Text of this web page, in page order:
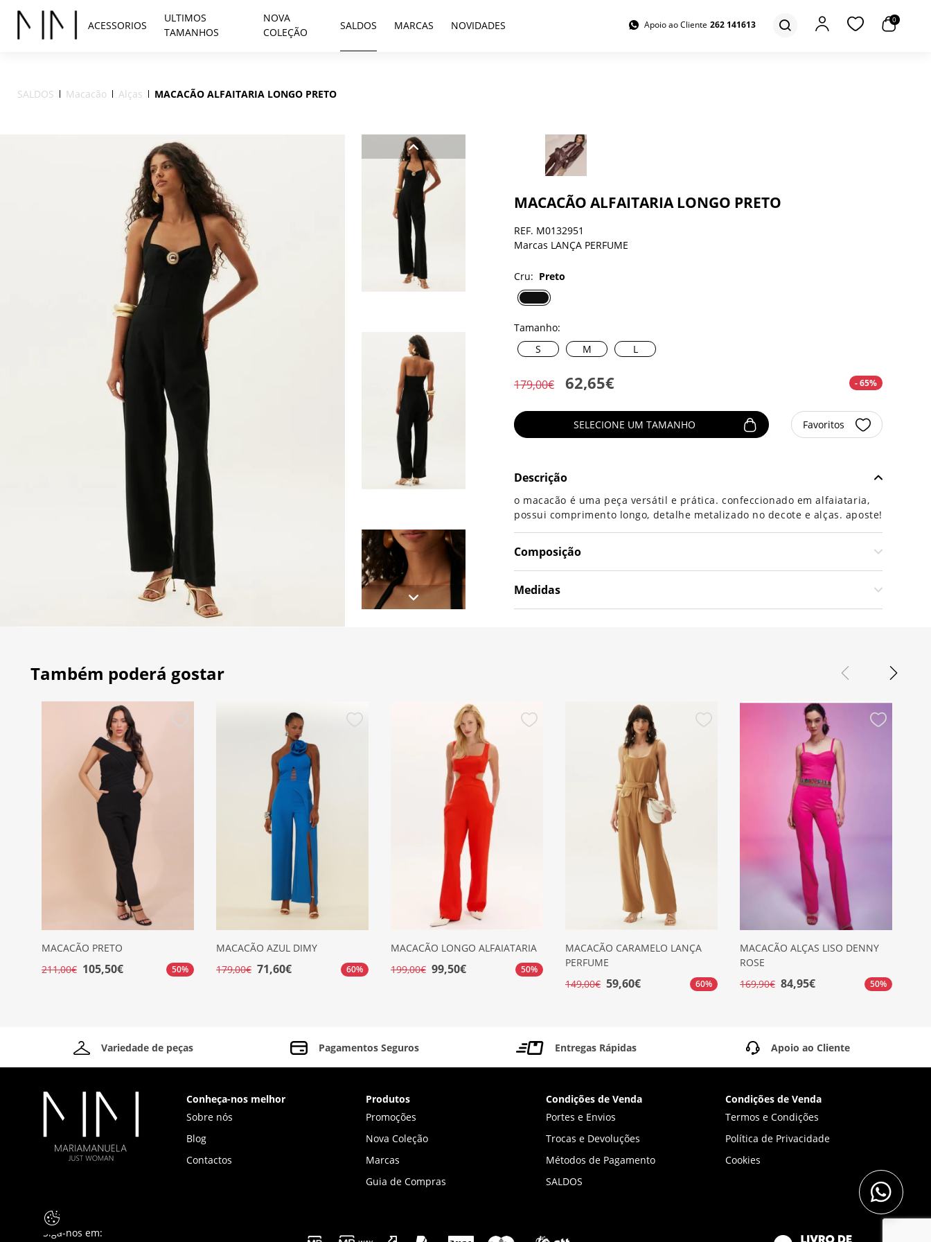
ACESSORIOS
ULTIMOS
TAMANHOS
NOVA
COLEÇÃO
SALDOS MARCAS NOVIDADES Apoio ao Cliente 262 141613 0
SALDOS Macacão Alças MACACÃO ALFAITARIA LONGO PRETO
MACACÃO ALFAITARIA LONGO PRETO
REF. M0132951
Marcas LANÇA PERFUME
Cru: Preto
Tamanho:
S
M L
179,00€ 62,65€ - 65%
SELECIONE UM TAMANHO Favoritos
Descrição
o macacão é uma peça versátil e prática. confeccionado em alfaiataria,
possui comprimento longo, detalhe metalizado no decote e alças. aposte!
Composição
Medidas
Também poderá gostar
MACACÃO PRETO
211,00€ 105,50€ 50%
MACACÃO AZUL DIMY
179,00€ 71,60€ 60%
MACACÃO LONGO ALFAIATARIA
199,00€ 99,50€ 50%
MACACÃO CARAMELO LANÇA
PERFUME
149,00€ 59,60€ 60%
MACACÃO ALÇAS LISO DENNY
ROSE
169,90€ 84,95€ 50%
Variedade de peças Pagamentos Seguros Entregas Rápidas Apoio ao Cliente
Conheça-nos melhor
Sobre nós
Blog
Contactos
Produtos
Promoções
Nova Coleção
Marcas
Guia de Compras
Condições de Venda
Portes e Envios
Trocas e Devoluções
Métodos de Pagamento
SALDOS
Condições de Venda
Termos e Condições
Política de Privacidade
Cookies
Siga-nos em: